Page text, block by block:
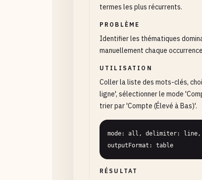
termes les plus récurrents.
PROBLÈME
Identifier les thématiques
manuellement chaque
UTILISATION
Coller la liste des mots-clés,
ligne', sélectionner le mode
trier par 'Compte (Élevé à Bas)'.
mode: all, delimiter: line,
outputFormat: table
RÉSULTAT